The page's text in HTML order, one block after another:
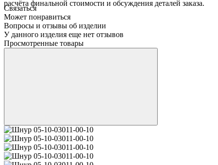
расчёта финальной стоимости и обсуждения деталей заказа.
Связаться
Может понравиться
Вопросы и отзывы об изделии
У данного изделия еще нет отзывов
Просмотренные товары